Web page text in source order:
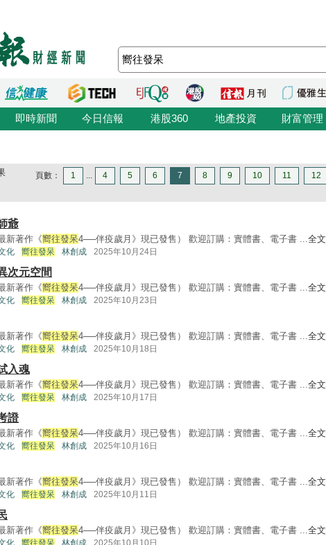
即時新聞 今日信報 港股360 地產投資 財富管理
頁數： 1 ... 4 5 6 7 8 9 10 11 12
爺
新著作《嚮往發呆4──伴疫歲月》現已發售） 歡迎訂購：實體書、電子書 ...全文
化 嚮往發呆 林創成 2025年10月24日
次元空間
新著作《嚮往發呆4──伴疫歲月》現已發售） 歡迎訂購：實體書、電子書 ...全文
化 嚮往發呆 林創成 2025年10月23日
新著作《嚮往發呆4──伴疫歲月》現已發售） 歡迎訂購：實體書、電子書 ...全文
化 嚮往發呆 林創成 2025年10月18日
入魂
新著作《嚮往發呆4──伴疫歲月》現已發售） 歡迎訂購：實體書、電子書 ...全文
化 嚮往發呆 林創成 2025年10月17日
證
新著作《嚮往發呆4──伴疫歲月》現已發售） 歡迎訂購：實體書、電子書 ...全文
化 嚮往發呆 林創成 2025年10月16日
新著作《嚮往發呆4──伴疫歲月》現已發售） 歡迎訂購：實體書、電子書 ...全文
化 嚮往發呆 林創成 2025年10月11日
新著作《嚮往發呆4──伴疫歲月》現已發售） 歡迎訂購：實體書、電子書 ...全文
化 嚮往發呆 林創成 2025年10月10日